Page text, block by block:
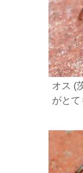
オス (
がとて